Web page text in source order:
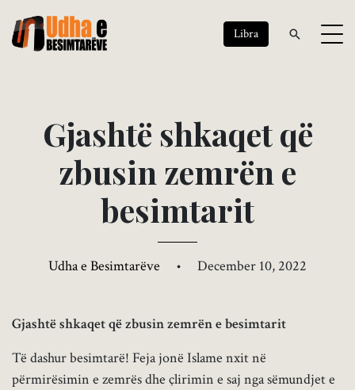
Libra
Gjashtë shkaqetqë
zbusin zemrën e
besimtarit
Udha e Besimtarëve • December 10, 2022
Gjashtë shkaqet që zbusin zemrën e besimtarit
Të dashur besimtarë! Feja jonë Islame nxit në
përmirësimin e zemrës dhe çlirimin e saj nga sëmundjet e